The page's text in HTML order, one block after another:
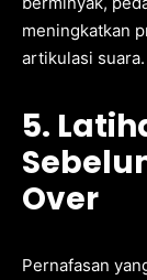
meningkatkan
artikulasi suara.
5.
Over
Pernafasan